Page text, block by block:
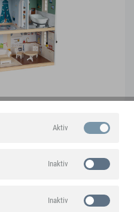
Aktiv
Inaktiv
Inaktiv